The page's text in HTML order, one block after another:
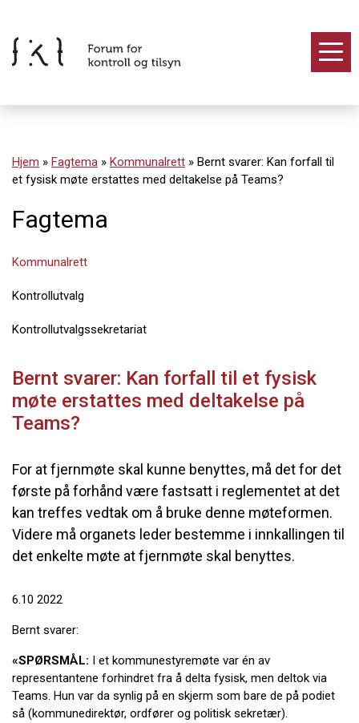
innholdet
Hjem » Fagtema » Kommunalrett » Bernt svarer: Kan forfall til
et fysisk møte erstattes med deltakelse på Teams?
Fagtema
Kommunalrett
Kontrollutvalg
Kontrollutvalgssekretariat
Bernt svarer: Kan forfall til et fysisk
møte erstattes med deltakelse på
Teams?
For at fjernmøte skal kunne benyttes, må det for det
første på forhånd være fastsatt i reglementet at det
kan treffes vedtak om å bruke denne møteformen.
Videre må organets leder bestemme i innkallingen til
det enkelte møte at fjernmøte skal benyttes.
6.10 2022
Bernt svarer:
«SPØRSMÅL: I et kommunestyremøte var én av
representantene forhindret fra å delta fysisk, men deltok via
Teams. Hun var da synlig på en skjerm som bare de på podiet
så (kommunedirektør, ordfører og politisk sekretær).